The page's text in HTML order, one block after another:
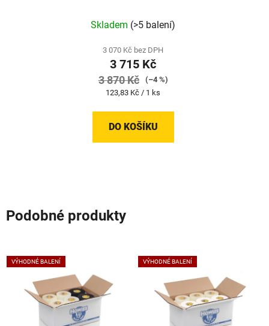
Skladem (>5 balení)
3 070 Kč bez DPH
3 715 Kč
3 870 Kč
(–4 %)
Měrná
123,83 Kč / 1 ks
DO KOŠÍKU
Podobné produkty
VÝHODNÉ BALENÍ VÝHODNÉ BALENÍ